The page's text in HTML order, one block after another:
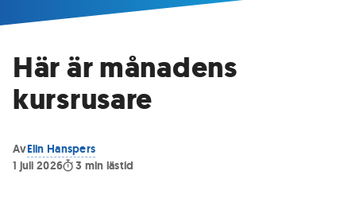
Här är månadens
kursrusare
AvElin Hanspers
1 juli 2026
3 min lästid